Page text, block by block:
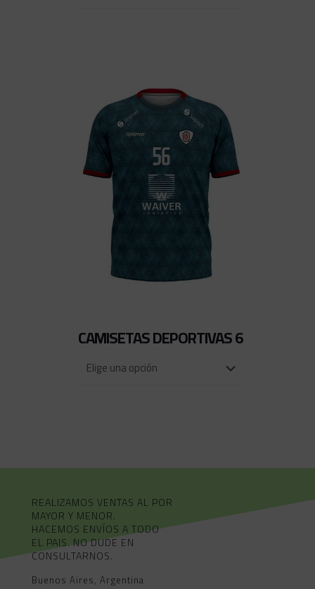
CAMISETAS DEPORTIVAS 6
REALIZAMOS VENTAS AL POR
MAYOR Y MENOR.
HACEMOS ENVÍOS A TODO
EL PAIS. NO DUDE EN
CONSULTARNOS.
Buenos Aires, Argentina